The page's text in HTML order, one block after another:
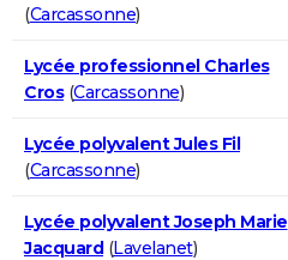
(Carcassonne)
Lycée professionnel Charles
Cros(Carcassonne)
Lycée polyvalent Jules Fil
(Carcassonne)
Lycée polyvalent Joseph Marie
Jacquard(Lavelanet)